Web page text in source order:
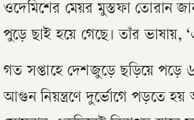
ওদেমিশের মেয়র মুস্তফা তোরান
পুড়ে ছাই হয়ে গেছে। তাঁর ভাষায়,
গত সপ্তাহে দেশজুড়ে ছড়িয়ে পড়ে
আগুন নিয়ন্ত্রণে দুর্ভোগে পড়তে হয়